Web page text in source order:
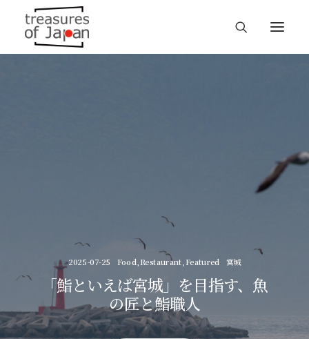
2025-07-25 Food Restaurant Featured 宮城
「鮨といえば宮城」を目指す、魚
の匠と鮨職人